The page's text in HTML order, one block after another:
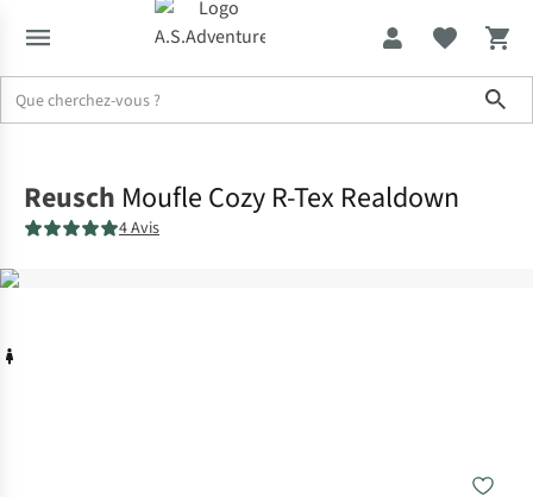
Reusch Moufle Cozy R-Tex Realdown
4 Avis